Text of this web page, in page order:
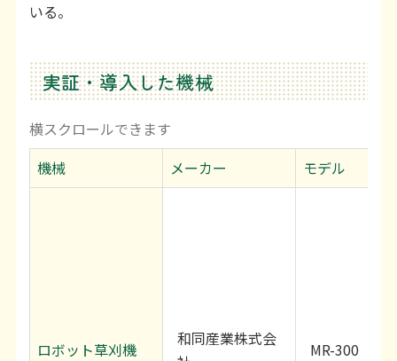
いる。
実証・導入した機械
機械 メーカー モデル
ロボット草刈機
和同産業株式会
MR-300